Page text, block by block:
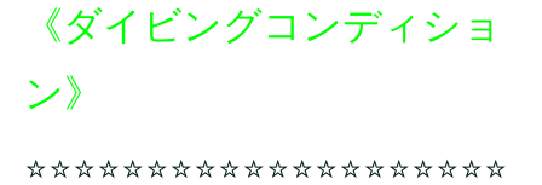
《ダイビングコンディショ
ン》
☆☆☆☆☆☆☆☆☆☆☆☆☆☆☆☆☆☆☆☆